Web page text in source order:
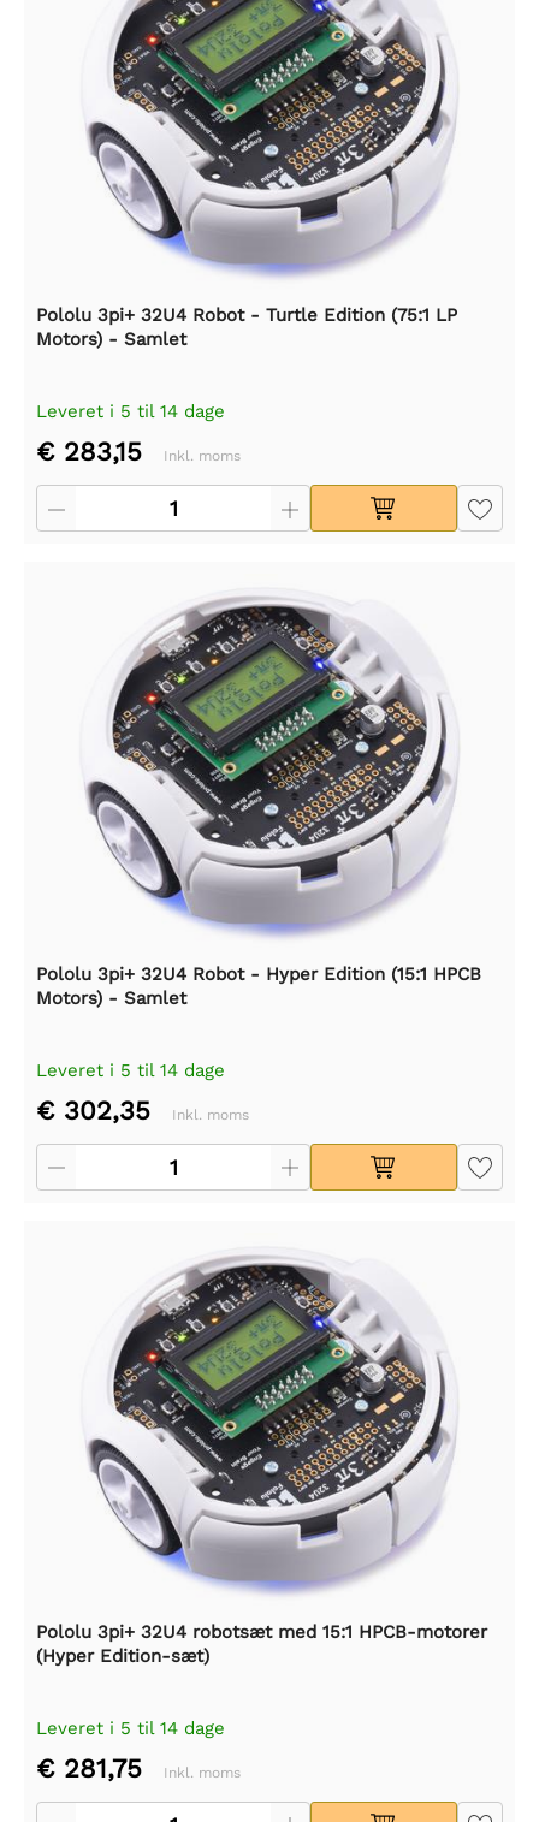
Pololu 3pi+ 32U4 Robot - Turtle Edition (75:1 LP
Motors) - Samlet
Leveret i 5 til 14 dage
€ 283,15 Inkl. moms
Pololu 3pi+ 32U4 Robot - Hyper Edition (15:1 HPCB
Motors) - Samlet
Leveret i 5 til 14 dage
€ 302,35 Inkl. moms
Pololu 3pi+ 32U4 robotsæt med 15:1 HPCB-motorer
(Hyper Edition-sæt)
Leveret i 5 til 14 dage
€ 281,75 Inkl. moms